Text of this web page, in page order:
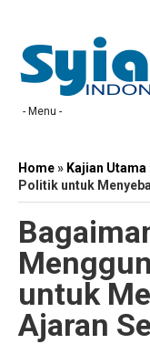
Home» Kajian Utama
Politik untuk
untuk
Ajaran